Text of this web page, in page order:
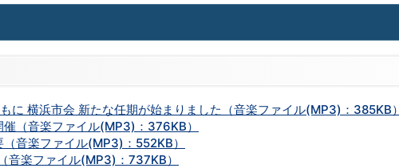
に 横浜市会 新たな任期が始まりました（音楽ファイル(MP3)：385KB
（音楽ファイル(MP3)：376KB）
音楽ファイル(MP3)：552KB）
音楽ファイル(MP3)：737KB）